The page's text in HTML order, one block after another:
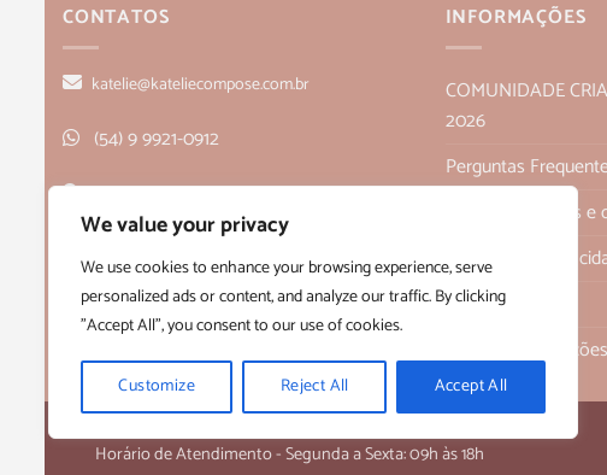
We value your privacy
We use cookies to enhance your browsing experience, serve
personalized ads or content, and analyze our traffic. By clicking
"Accept All", you consent to our use of cookies.
Customize Reject All Accept All
CONTATOS
katelie@kateliecompose.com.br
(54) 9 9921-0912
Rua Alagoas, 166, sala 1, Bairro Humaitá
- Bento Gonçalves, RS CEP 95705-026
INFORMAÇÕES
COMUNIDADE
2026
Perguntas
Política de trocas
Políticas de
Quem Somos
Termos e Condições
Horário de Atendimento - Segunda a Sexta: 09h às 18h